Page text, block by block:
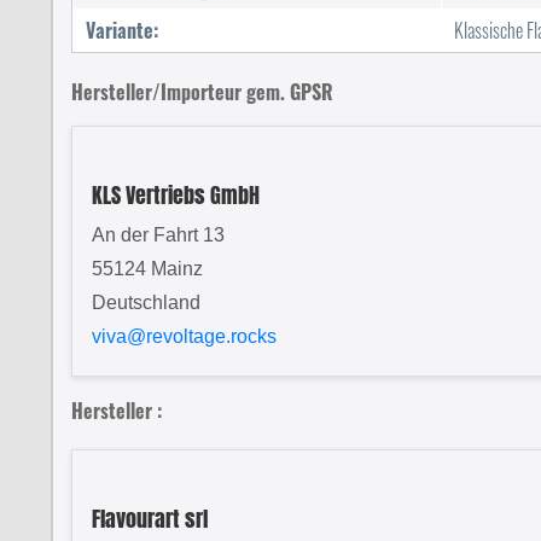
Variante:
Klassische
Hersteller/Importeur gem. GPSR
KLS Vertriebs GmbH
An der Fahrt 13
55124 Mainz
Deutschland
viva@revoltage.rocks
Hersteller :
Flavourart srl